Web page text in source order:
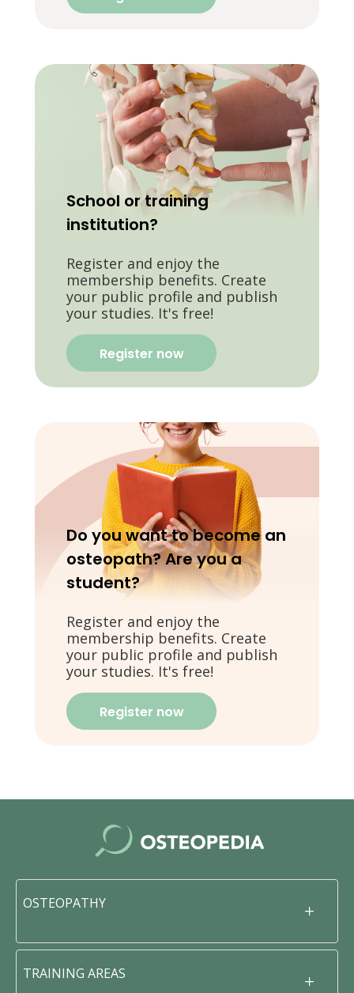
School or training
institution?
Register and enjoy the
membership benefits. Create
your public profile and publish
your studies. It's free!
Register now
Do you want to become an
osteopath? Are you a
student?
Register and enjoy the
membership benefits. Create
your public profile and publish
your studies. It's free!
Register now
OSTEOPATHY
TRAINING AREAS